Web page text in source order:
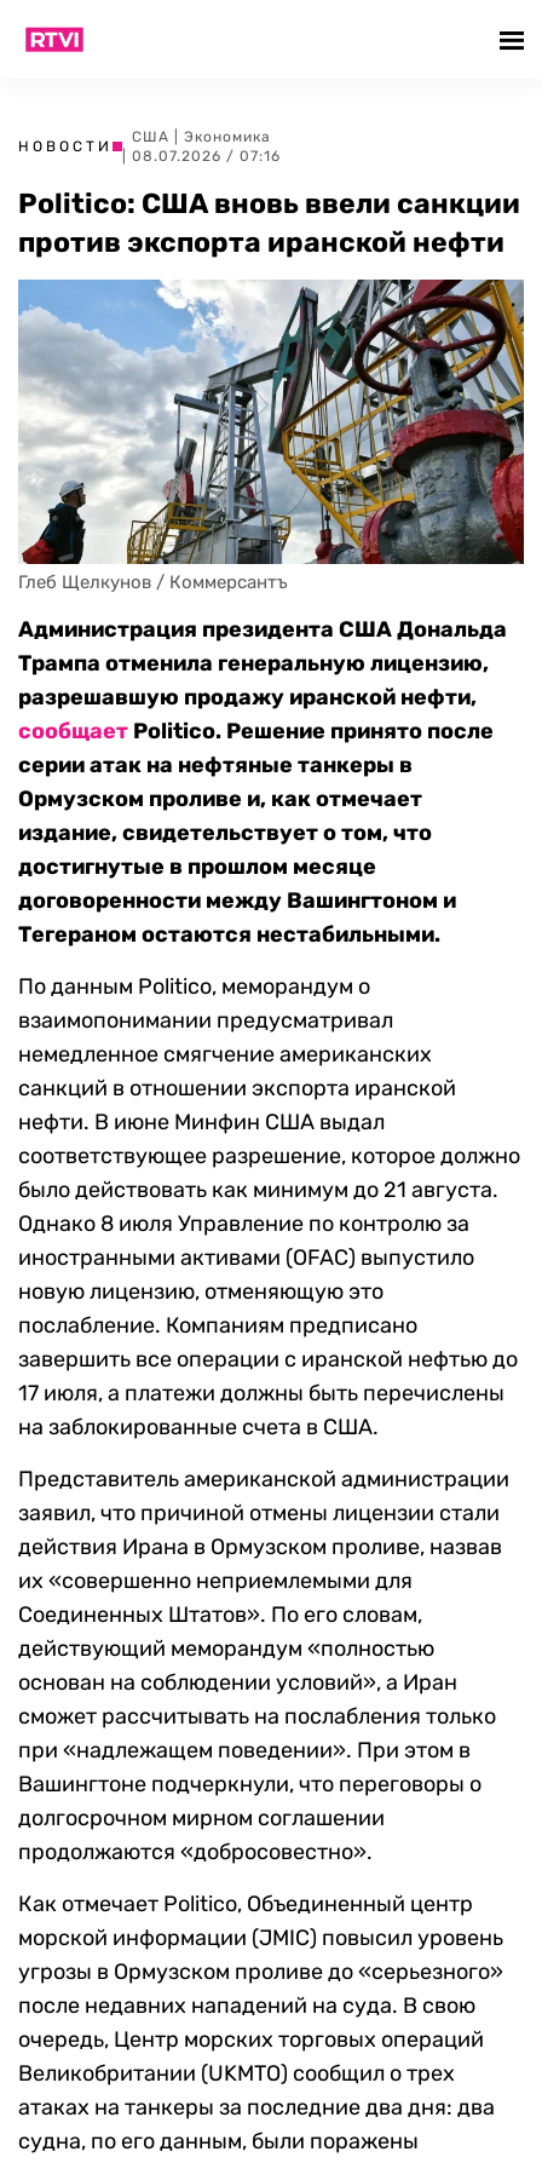
НОВОСТИ
США
Экономика
| 08.07.2026 / 07:16
Politico: США вновь ввели санкции
против экспорта иранской нефти
Глеб Щелкунов / Коммерсантъ
Администрация президента США Дональда
Трампа отменила генеральную лицензию,
разрешавшую продажу иранской нефти,
сообщает Politico. Решение принято после
серии атак на нефтяные танкеры в
Ормузском проливе и, как отмечает
издание, свидетельствует о том, что
достигнутые в прошлом месяце
договоренности между Вашингтоном и
Тегераном остаются нестабильными.
По данным Politico, меморандум о
взаимопонимании предусматривал
немедленное смягчение американских
санкций в отношении экспорта иранской
нефти. В июне Минфин США выдал
соответствующее разрешение, которое должно
было действовать как минимум до 21 августа.
Однако 8 июля Управление по контролю за
иностранными активами (OFAC) выпустило
новую лицензию, отменяющую это
послабление. Компаниям предписано
завершить все операции с иранской нефтью до
17 июля, а платежи должны быть перечислены
на заблокированные счета в США.
Представитель американской администрации
заявил, что причиной отмены лицензии стали
действия Ирана в Ормузском проливе, назвав
их «совершенно неприемлемыми для
Соединенных Штатов». По его словам,
действующий меморандум «полностью
основан на соблюдении условий», а Иран
сможет рассчитывать на послабления только
при «надлежащем поведении». При этом в
Вашингтоне подчеркнули, что переговоры о
долгосрочном мирном соглашении
продолжаются «добросовестно».
Как отмечает Politico, Объединенный центр
морской информации (JMIC) повысил уровень
угрозы в Ормузском проливе до «серьезного»
после недавних нападений на суда. В свою
очередь, Центр морских торговых операций
Великобритании (UKMTO) сообщил о трех
атаках на танкеры за последние два дня: два
судна, по его данным, были поражены